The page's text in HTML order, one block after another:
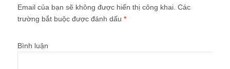
Email của bạn sẽ không được hiển thị công khai. Các
trường bắt buộc được đánh dấu *
Bình luận